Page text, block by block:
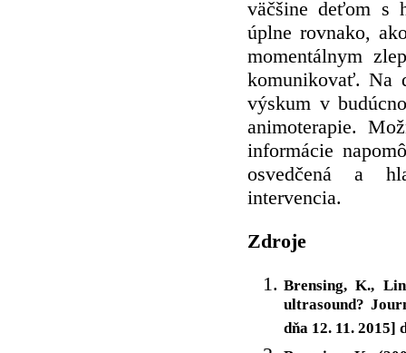
väčšine deťom s
úplne rovnako,
momentálnym
komunikovať. Na
výskum v
animoterapie.
informácie
osvedčená a
intervencia.
Zdroje
Brensing, K.,
ultrasound?
dňa 12. 11.